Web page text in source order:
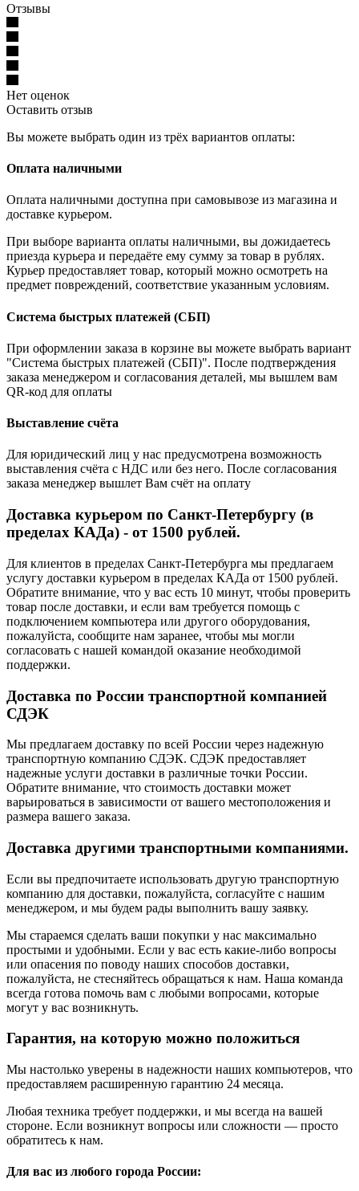
Отзывы
Нет оценок
Оставить отзыв
Вы можете выбрать один из трёх вариантов оплаты:
Оплата наличными
Оплата наличными доступна при самовывозе из магазина и
доставке курьером.
При выборе варианта оплаты наличными, вы дожидаетесь
приезда курьера и передаёте ему сумму за товар в рублях.
Курьер предоставляет товар, который можно осмотреть на
предмет повреждений, соответствие указанным условиям.
Система быстрых платежей (СБП)
При оформлении заказа в корзине вы можете выбрать вариант
"Система быстрых платежей (СБП)". После подтверждения
заказа менеджером и согласования деталей, мы вышлем вам
QR-код для оплаты
Выставление счёта
Для юридический лиц у нас предусмотрена возможность
выставления счёта с НДС или без него. После согласования
заказа менеджер вышлет Вам счёт на оплату
Доставка курьером по Санкт-Петербургу (в
пределах КАДа) - от 1500 рублей.
Для клиентов в пределах Санкт-Петербурга мы предлагаем
услугу доставки курьером в пределах КАДа от 1500 рублей.
Обратите внимание, что у вас есть 10 минут, чтобы проверить
товар после доставки, и если вам требуется помощь с
подключением компьютера или другого оборудования,
пожалуйста, сообщите нам заранее, чтобы мы могли
согласовать с нашей командой оказание необходимой
поддержки.
Доставка по России транспортной компанией
СДЭК
Мы предлагаем доставку по всей России через надежную
транспортную компанию СДЭК. СДЭК предоставляет
надежные услуги доставки в различные точки России.
Обратите внимание, что стоимость доставки может
варьироваться в зависимости от вашего местоположения и
размера вашего заказа.
Доставка другими транспортными компаниями.
Если вы предпочитаете использовать другую транспортную
компанию для доставки, пожалуйста, согласуйте с нашим
менеджером, и мы будем рады выполнить вашу заявку.
Мы стараемся сделать ваши покупки у нас максимально
простыми и удобными. Если у вас есть какие-либо вопросы
или опасения по поводу наших способов доставки,
пожалуйста, не стесняйтесь обращаться к нам. Наша команда
всегда готова помочь вам с любыми вопросами, которые
могут у вас возникнуть.
Гарантия, на которую можно положиться
Мы настолько уверены в надежности наших компьютеров, что
предоставляем расширенную гарантию 24 месяца.
Любая техника требует поддержки, и мы всегда на вашей
стороне. Если возникнут вопросы или сложности — просто
обратитесь к нам.
Для вас из любого города России: